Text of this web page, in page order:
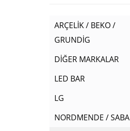
ARÇELİK / BEKO /
GRUNDİG
DİĞER MARKALAR
LED BAR
LG
NORDMENDE / SABA